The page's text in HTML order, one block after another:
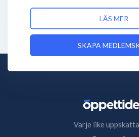
LÄS MER
SKAPA
Varje like